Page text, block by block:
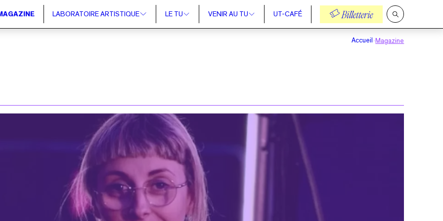
LABORATOIRE ARTISTIQUE LE TU VENIR AU TU UT-CAFÉ Billetterie
Ouvrir
la
recherche
Accueil
Magazine